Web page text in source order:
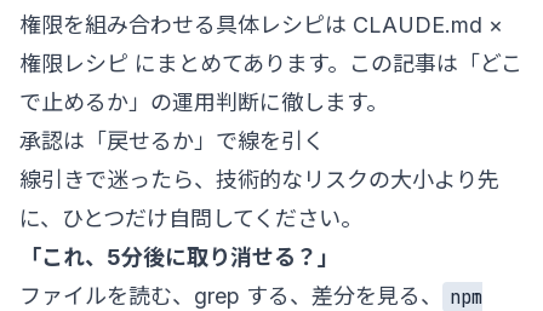
権限を組み合わせる具体レシピは CLAUDE.md ×
権限レシピ にまとめてあります。この記事は「どこ
で止めるか」の運用判断に徹します。
承認は「戻せるか」で線を引く
線引きで迷ったら、技術的なリスクの大小より先
に、ひとつだけ自問してください。
「これ、5分後に取り消せる？」
ファイルを読む、grep する、差分を見る、
npm